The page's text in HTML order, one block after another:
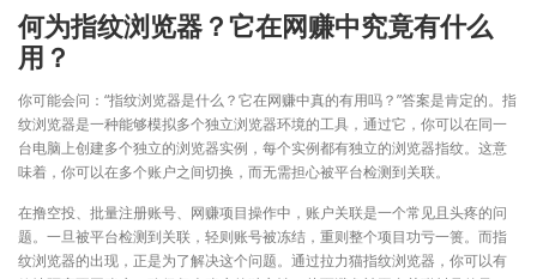
何为指纹浏览器？它在网赚中究竟有什么
用？
你可能会问：“指纹浏览器是什么？它在网赚中真的有用吗？”答案是肯定的。指
纹浏览器是一种能够模拟多个独立浏览器环境的工具，通过它，你可以在同一
台电脑上创建多个独立的浏览器实例，每个实例都有独立的浏览器指纹。这意
味着，你可以在多个账户之间切换，而无需担心被平台检测到关联。
在撸空投、批量注册账号、网赚项目操作中，账户关联是一个常见且头疼的问
题。一旦被平台检测到关联，轻则账号被冻结，重则整个项目功亏一篑。而指
纹浏览器的出现，正是为了解决这个问题。通过拉力猫指纹浏览器，你可以有